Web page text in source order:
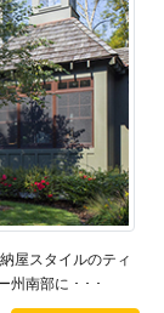
屋スタイルのティ
州南部に ･ ･ ･